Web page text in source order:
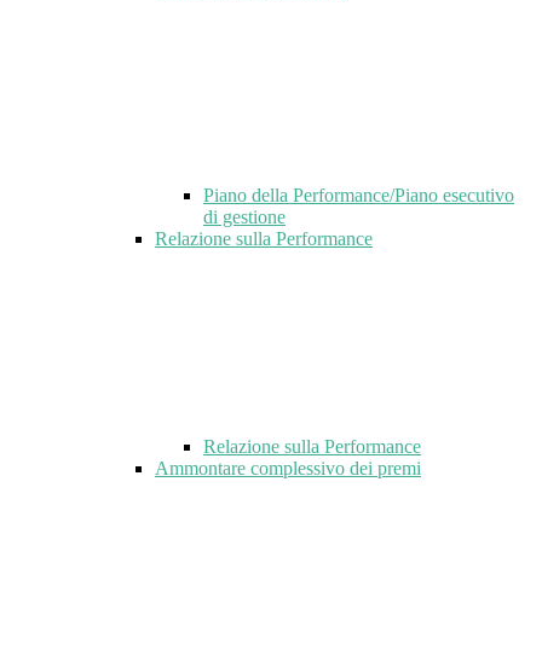
Piano della Performance/Piano esecutivo
di gestione
Relazione sulla Performance
Relazione sulla Performance
Ammontare complessivo dei premi